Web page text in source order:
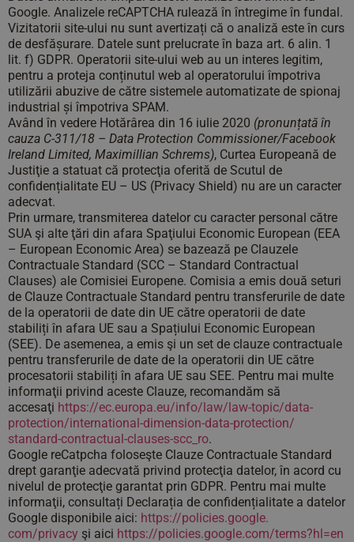
Google. Analizele reCAPTCHA rulează în întregime în fundal.
Vizitatorii site-ului nu sunt avertizați că o analiză este în curs
de desfășurare. Datele sunt prelucrate în baza art. 6 alin. 1
lit. f) GDPR. Operatorii site-ului web au un interes legitim,
pentru a proteja conținutul web al operatorului împotriva
utilizării abuzive de către sistemele automatizate de spionaj
industrial și împotriva SPAM.
Având în vedere Hotărârea din 16 iulie 2020 (pronunțată în
cauza C-311/18 – Data Protection Commissioner/Facebook
Ireland Limited, Maximillian Schrems), Curtea Europeană de
Justiţie a statuat că protecţia oferită de Scutul de
confidențialitate EU – US (Privacy Shield) nu are un caracter
adecvat.
Prin urmare, transmiterea datelor cu caracter personal către
SUA şi alte ţări din afara Spaţiului Economic European (EEA
– European Economic Area) se bazează pe Clauzele
Contractuale Standard (SCC – Standard Contractual
Clauses) ale Comisiei Europene. Comisia a emis două seturi
de Clauze Contractuale Standard pentru transferurile de date
de la operatorii de date din UE către operatorii de date
stabiliți în afara UE sau a Spațiului Economic European
(SEE). De asemenea, a emis şi un set de clauze contractuale
pentru transferurile de date de la operatorii din UE către
procesatorii stabiliți în afara UE sau SEE. Pentru mai multe
informaţii privind aceste Clauze, recomandăm să
accesaţi https://ec.europa.eu/info/law/law-topic/data-
protection/international-dimension-data-protection/
standard-contractual-clauses-scc_ro.
Google reCatpcha foloseşte Clauze Contractuale Standard
drept garanţie adecvată privind protecţia datelor, în acord cu
nivelul de protecţie garantat prin GDPR. Pentru mai multe
informaţii, consultați Declarația de confidențialitate a datelor
Google disponibile aici: https://policies.google.
com/privacy şi aici https://policies.google.com/terms?hl=en